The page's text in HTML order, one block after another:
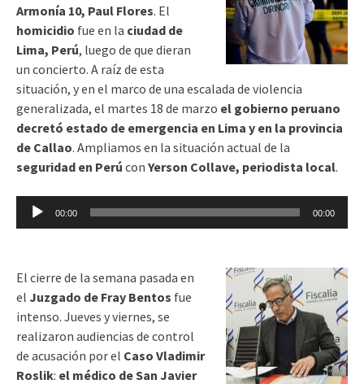
Armonía 10, Paul Flores. El
homicidio fue en la ciudad de
Lima, Perú, luego de que dieran
un concierto. A raíz de esta
situación, y en el marco de una escalada de violencia
generalizada, el martes 18 de marzo el gobierno peruano
decretó estado de emergencia en Lima y en la provincia
de Callao. Ampliamos en la situación actual de la
seguridad en Perú con Yerson Collave, periodista local.
Reproductor
00:00 00:00
El cierre de la semana pasada en
el Juzgado de Fray Bentos fue
intenso. Jueves y viernes, se
realizaron audiencias de control
de acusación por el Caso Vladimir
Roslik: el médico de San Javier